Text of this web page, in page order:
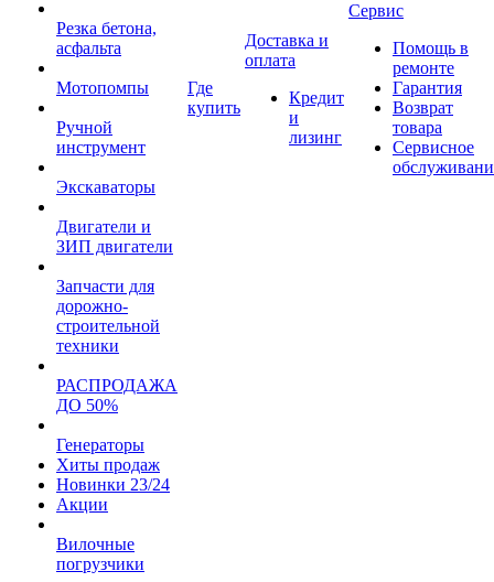
Резка бетона,
асфальта
Мотопомпы
Ручной
инструмент
Экскаваторы
Двигатели и
ЗИП двигатели
Запчасти для
дорожно-
строительной
техники
РАСПРОДАЖА
ДО 50%
Генераторы
Хиты продаж
Новинки 23/24
Акции
Вилочные
погрузчики
Где
купить
Доставка и
оплата
Кредит
и
лизинг
Сервис
Помощь в
ремонте
Гарантия
Возврат
товара
Сервисное